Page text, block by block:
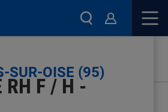
RH F / H -
SUR-OISE (95)